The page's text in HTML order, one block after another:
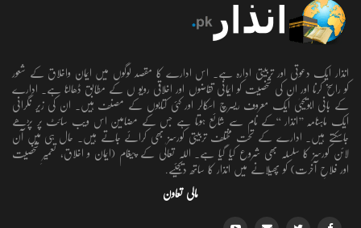
انذار ایک دعوتی اور تربیتی ادارہ ہے۔ اس ادارے کا مقصد لوگوں میں ایمان واخلاق کے شعور
کو راسخ کرنا اور ان کی شخصیت کو ایمانی تقاضوں اور اخلاقی رویو ں کے مطابق ڈھالنا ہے۔ ادارے
کے بانی ابویحییٰ ایک معروف ریسرچ اسکالر اور کئی کتابوں کے مصنف ہیں۔ ان کی زیر نگرانی
ایک ماہنامہ ’’انذار ‘‘کے نام سے شائع ہوتا ہے جس کے مضامین اس ویب سائٹ پر پڑھے
جاسکتے ہیں۔ ادارے کے تحت مختلف تربیتی کورسز بھی کرائے جاتے ہیں۔ حال ہی میں آن
لائن کورسز کا سلسلہ بھی شروع کیا گیا ہے۔ اللہ تعالٰی کے پیغام (ایمان و اخلاق، تعمیرِ شخصیت
اور فلاحِ آخرت) کو پھیلانے میں انذار کا ساتھ دیجئیے.
مالی تعاون